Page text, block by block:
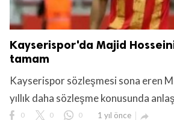
Kayserispor'da Majid
tamam
Kayserispor sözleşmesi sona eren
yıllık daha sözleşme konusunda
0 0 0 1 yıl önce 